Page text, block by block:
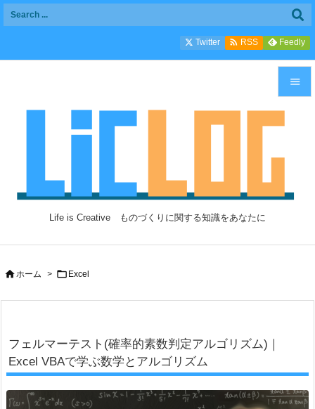
Life is Creative ものづくりに関する知識をあなたに

前へ

Twitter  RSS Feedly
ホーム >  Excel
フェルマーテスト(確率的素数判定アルゴリズム)｜
Excel VBAで学ぶ数学とアルゴリズム